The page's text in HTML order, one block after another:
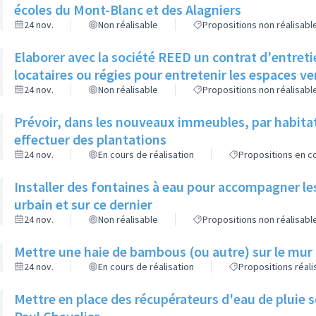
écoles du Mont-Blanc et des Alagniers
24 nov. Non réalisable Propositions non
Elaborer avec la société REED un contrat
locataires ou régies pour entretenir les espaces
24 nov. Non réalisable Propositions non
Prévoir, dans les nouveaux immeubles, par
effectuer des plantations
24 nov. En cours de réalisation Propositions en
Installer des fontaines à eau pour accompagner
urbain et sur ce dernier
24 nov. Non réalisable Propositions non
Mettre une haie de bambous (ou autre) sur le
24 nov. En cours de réalisation Propositions
Mettre en place des récupérateurs d'eau de